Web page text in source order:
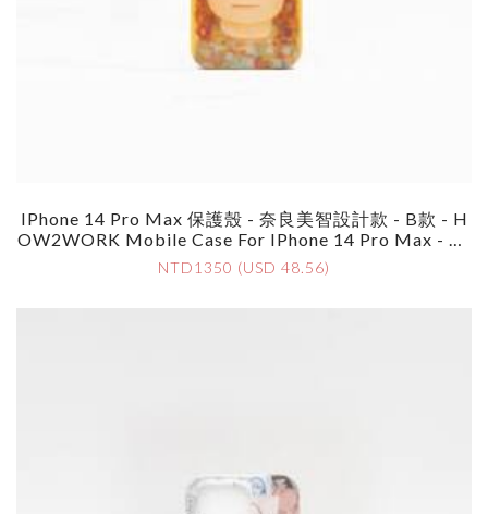
IPhone 14 Pro Max 保護殼 - 奈良美智設計款 - B款 - H
OW2WORK Mobile Case For IPhone 14 Pro Max - By
Yoshimoto Nara - Style B
NTD1350 (USD 48.56)